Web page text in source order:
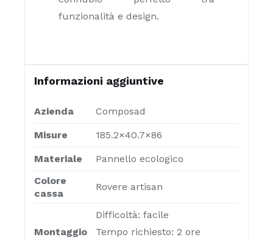
funzionalità e design.
Informazioni aggiuntive
Azienda Composad
Misure 185.2×40.7×86
Materiale
Pannello ecologico
Colore
cassa
Rovere artisan
Montaggio
Difficoltà: facile
Tempo richiesto: 2 ore